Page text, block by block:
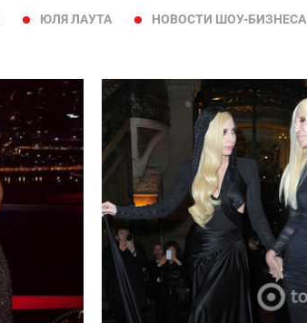
ЮЛЯ ЛАУТА НОВОСТИ ШОУ-БИЗНЕСА